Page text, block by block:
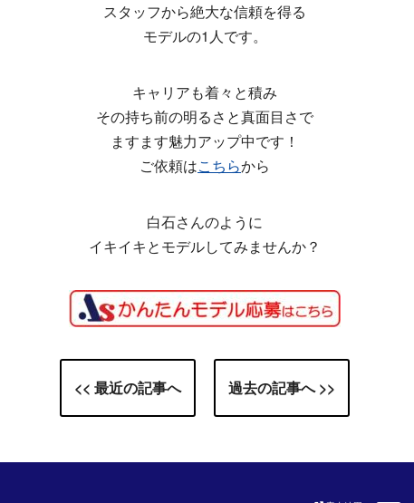
スタッフから絶大な信頼を得る
モデルの1人です。
キャリアも着々と積み
その持ち前の明るさと真面目さで
ますます魅力アップ中です！
ご依頼はこちらから
白石さんのように
イキイキとモデルしてみませんか？
<< 最近の記事へ 過去の記事へ >>